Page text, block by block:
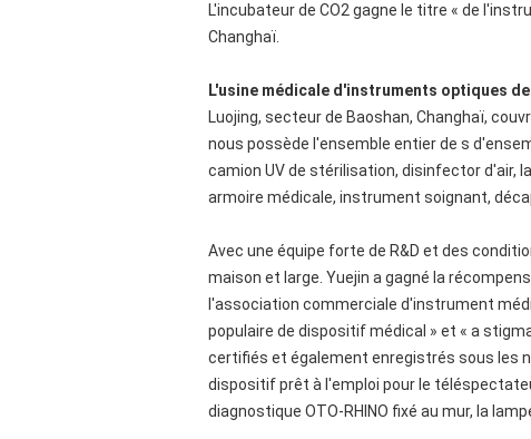
L'incubateur de CO2 gagne le titre « de
Changhaï.
L'usine médicale d'instruments optiques de
Luojing, secteur de Baoshan, Changhaï,
nous possède l'ensemble entier de s
camion UV de stérilisation, disinfector d'air,
armoire médicale, instrument soignant,
Avec une équipe forte de R&D et des
maison et large. Yuejin a gagné la
l'association commerciale d'instrument
populaire de dispositif médical » et « a
certifiés et également enregistrés sous les
dispositif prêt à l'emploi pour le
diagnostique OTO-RHINO fixé au mur, la